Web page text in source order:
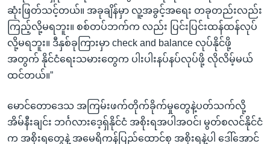
ဆုံးဖြတ်သင့်တယ်။ အခုချိန်မှာ လူ့အခွင့်အရေး တခုတည်းလည်း
ကြည့်လို့မရဘူး။ စစ်တပ်ဘက်က လည်း ပြင်းပြင်းထန်ထန်လုပ်
လို့မရဘူး။ ဒီနှစ်ခုကြားမှာ check and balance လုပ်နိုင်ဖို့
အတွက် နိုင်ငံရေးသမားတွေက ပါးပါးနပ်နပ်လုပ်ဖို့ လိုလိမ့်မယ်
ထင်တယ်။”
မောင်တောဒေသ အကြမ်းဖက်တိုက်ခိုက်မှုတွေနဲ့ပတ်သက်လို့
အိမ်နီးချင်း ဘင်္ဂလားဒေ့ရှ်နိုင်ငံ အစိုးရအပါအဝင်၊ မွတ်စလင်နိုင်ငံ
က အစိုးရတွေနဲ့ အမေရိကန်ပြည်ထောင်စု အစိုးရနဲ့ပါ ဒေါ်အောင်